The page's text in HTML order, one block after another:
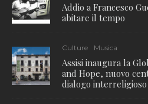
Addio a Francesco
abitare il tempo
Culture Musica
Assisi inaugura la
and Hope, nuovo
dialogo interreligioso